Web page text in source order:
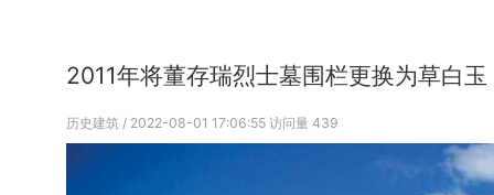
2011年将董存瑞烈士墓围栏更换为草白玉
历史建筑 / 2022-08-01 17:06:55 访问量 439